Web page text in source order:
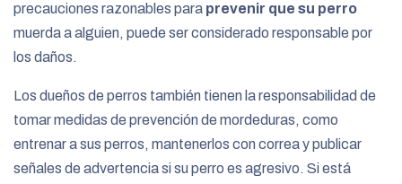
precauciones razonables para prevenir que su perro
muerda a alguien, puede ser considerado responsable por
los daños.
Los dueños de perros también tienen la responsabilidad de
tomar medidas de prevención de mordeduras, como
entrenar a sus perros, mantenerlos con correa y publicar
señales de advertencia si su perro es agresivo. Si está